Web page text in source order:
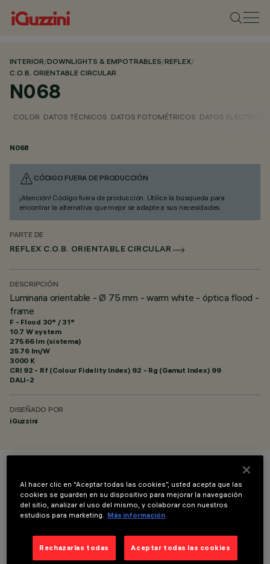
INTERIOR/DOWNLIGHTS & EMPOTRABLES/REFLEX/
C.O.B. ORIENTABLE CIRCULAR
N068
COLOR DATOS TÉCNICOS DATOS FOTOMÉTRICOS DATOS
N068
CÓDIGO FUERA DE PRODUCCIÓN
¡Atención! Código fuera de producción. Utilice la búsqueda para
encontrar la alternativa que mejor se adapte a sus necesidades.
PARTE DE
REFLEX C.O.B. ORIENTABLE CIRCULAR
DESCRIPCIÓN
Luminaria orientable - Ø 75 mm - warm white - óptica flood -
frame
F - Flood 30° / 31°
10.7 W system
275.66 lm (sistema)
25.76 lm/W
3000 K
CRI 92 - Rf (Colour Fidelity Index) 92 - Rg (Gamut Index) 99
DALI-2
DISEÑADO POR
iGuzzini
COLOR
Al hacer clic en “Aceptar todas las cookies”, usted acepta que las
cookies se guarden en su dispositivo para mejorar la navegación
del sitio, analizar el uso del mismo, y colaborar con nuestros
estudios para marketing. Más información
Rechazarlas todas Aceptar todas las cookies